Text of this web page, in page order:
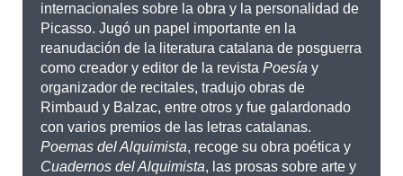
internacionales sobre la obra y la personalidad de
Picasso. Jugó un papel importante en la
reanudación de la literatura catalana de posguerra
como creador y editor de la revista Poesía y
organizador de recitales, tradujo obras de
Rimbaud y Balzac, entre otros y fue galardonado
con varios premios de las letras catalanas.
Poemas del Alquimista, recoge su obra poética y
Cuadernos del Alquimista, las prosas sobre arte y